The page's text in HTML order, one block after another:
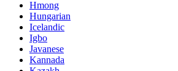
Hmong
Hungarian
Icelandic
Igbo
Javanese
Kannada